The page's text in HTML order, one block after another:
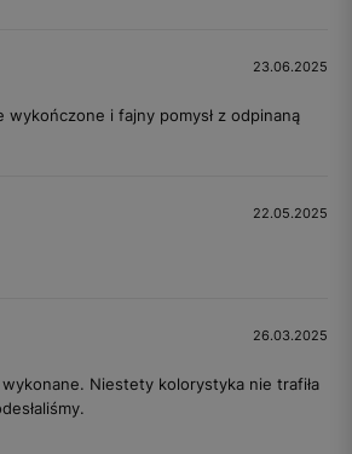
23.06.2025
wykończone i fajny pomysł z odpinaną
22.05.2025
26.03.2025
Niestety kolorystyka nie trafiła